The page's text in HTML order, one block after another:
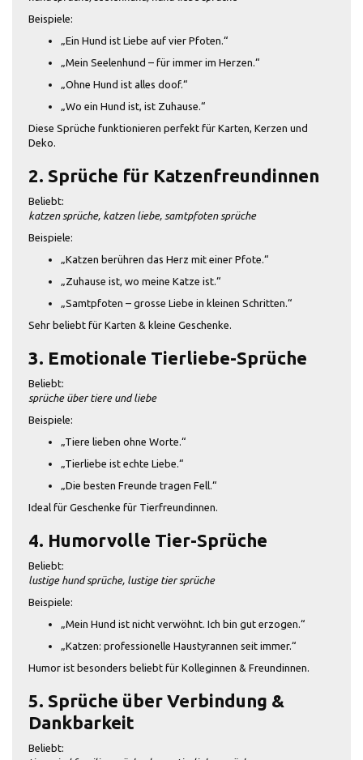
Beispiele:
„Ein Hund ist Liebe auf vier Pfoten.“
„Mein Seelenhund – für immer im Herzen.“
„Ohne Hund ist alles doof.“
„Wo ein Hund ist, ist Zuhause.“
Diese Sprüche funktionieren perfekt für Karten, Kerzen und
Deko.
2. Sprüche für Katzenfreundinnen
Beliebt:
katzen sprüche, katzen liebe, samtpfoten sprüche
Beispiele:
„Katzen berühren das Herz mit einer Pfote.“
„Zuhause ist, wo meine Katze ist.“
„Samtpfoten – grosse Liebe in kleinen Schritten.“
Sehr beliebt für Karten & kleine Geschenke.
3. Emotionale Tierliebe-Sprüche
Beliebt:
sprüche über tiere und liebe
Beispiele:
„Tiere lieben ohne Worte.“
„Tierliebe ist echte Liebe.“
„Die besten Freunde tragen Fell.“
Ideal für Geschenke für Tierfreundinnen.
4. Humorvolle Tier-Sprüche
Beliebt:
lustige hund sprüche, lustige tier sprüche
Beispiele:
„Mein Hund ist nicht verwöhnt. Ich bin gut erzogen.“
„Katzen: professionelle Haustyrannen seit immer.“
Humor ist besonders beliebt für Kolleginnen & Freundinnen.
5. Sprüche über Verbindung &
Dankbarkeit
Beliebt: